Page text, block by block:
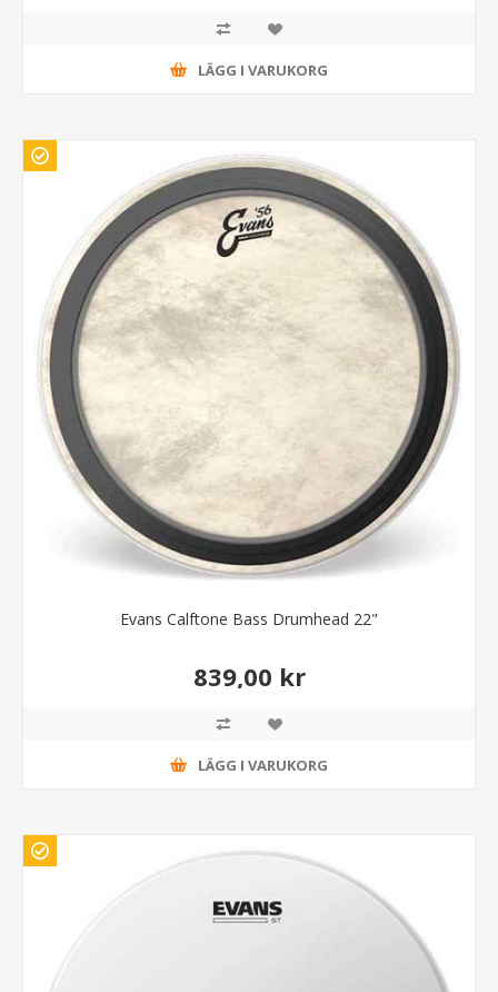
LÄGG I VARUKORG
Evans Calftone Bass Drumhead 22"
839,00 kr
LÄGG I VARUKORG